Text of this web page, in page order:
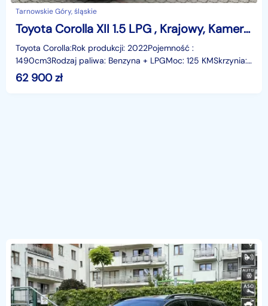
Tarnowskie Góry, śląskie
Toyota Corolla XII 1.5 LPG , Krajowy, Kamera, Gwarancja!
Toyota Corolla:Rok produkcji: 2022Pojemność :
1490cm3Rodzaj paliwa: Benzyna + LPGMoc: 125 KMSkrzynia:
manualPrzebieg: 115 tys....Do zaoferowania mamy Toyote Cor
62 900zł